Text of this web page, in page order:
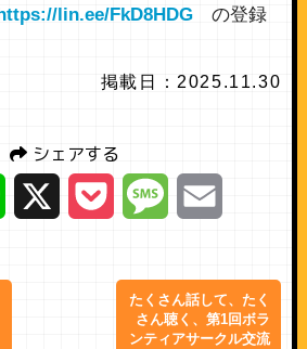
https://lin.ee/FkD8HDG の登録
掲載日：2025.11.30
シェアする
Line Pocket Message
たくさん話して、たく
さん聴く、第1回ボラ
ンティアサークル交流